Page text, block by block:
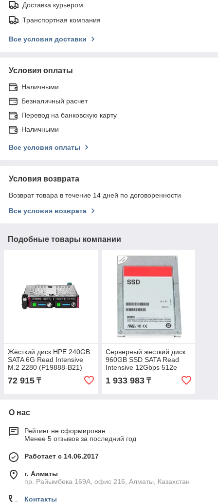
Доставка курьером
Транспортная компания
Все условия доставки
Условия оплаты
Наличными
Безналичный расчет
Перевод на банковскую карту
Наличными
Все условия оплаты
Условия возврата
Возврат товара в течение 14 дней по договоренности
Все условия возврата
Подобные товары компании
Жёсткий диск HPE 240GB
SATA 6G Read Intensive
M.2 2280 (P19888-B21)
72 915 ₸
Серверный жесткий диск
960GB SSD SATA Read
Intensive 12Gbps 512e
2.5in w/3.5in HYB CARR ,
Hot-plug, CK
1 933 983₸
О нас
Рейтинг не сформирован
Менее 5 отзывов за последний год
Работает с 14.06.2017
г. Алматы
пр. Райымбека 169А, офис 216, Алматы, Казахстан
Контакты